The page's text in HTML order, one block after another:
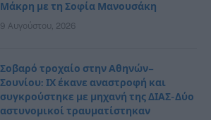
Μάκρη με τη Σοφία Μανουσάκη
9 Αυγούστου, 2026
Σοβαρό τροχαίο στην Αθηνών–
Σουνίου: ΙΧ έκανε αναστροφή και
συγκρούστηκε με μηχανή της ΔΙΑΣ- Δύο
αστυνομικοί τραυματίστηκαν